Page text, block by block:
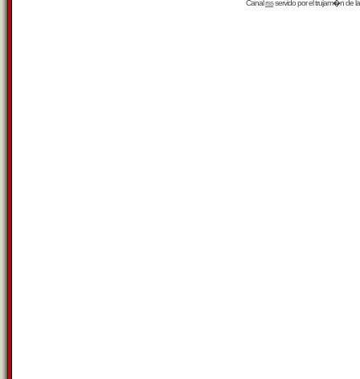
Canalrssservido por eltrujam�nde